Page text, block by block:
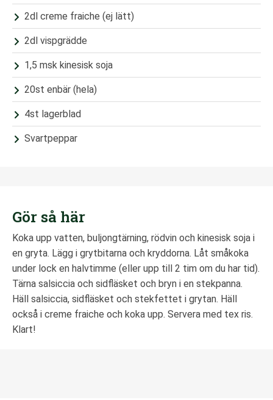
2dl creme fraiche (ej lätt)
2dl vispgrädde
1,5 msk kinesisk soja
20st enbär (hela)
4st lagerblad
Svartpeppar
Gör så här
Koka upp vatten, buljongtärning, rödvin och kinesisk soja i
en gryta. Lägg i grytbitarna och kryddorna. Låt småkoka
under lock en halvtimme (eller upp till 2 tim om du har tid).
Tärna salsiccia och sidfläsket och bryn i en stekpanna.
Häll salsiccia, sidfläsket och stekfettet i grytan. Häll
också i creme fraiche och koka upp. Servera med tex ris.
Klart!